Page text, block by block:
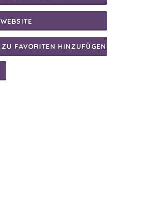
WEBSITE
ZU FAVORITEN HINZUFÜGEN